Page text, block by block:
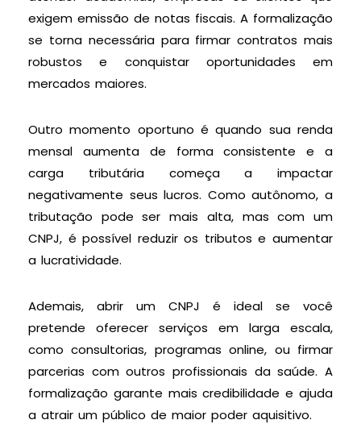
exigem emissão de notas fiscais. A formalização
se torna necessária para firmar contratos mais
robustos e conquistar oportunidades em
mercados maiores.
Outro momento oportuno é quando sua renda
mensal aumenta de forma consistente e a
carga tributária começa a impactar
negativamente seus lucros. Como autônomo, a
tributação pode ser mais alta, mas com um
CNPJ, é possível reduzir os tributos e aumentar
a lucratividade.
Ademais, abrir um CNPJ é ideal se você
pretende oferecer serviços em larga escala,
como consultorias, programas online, ou firmar
parcerias com outros profissionais da saúde. A
formalização garante mais credibilidade e ajuda
a atrair um público de maior poder aquisitivo.